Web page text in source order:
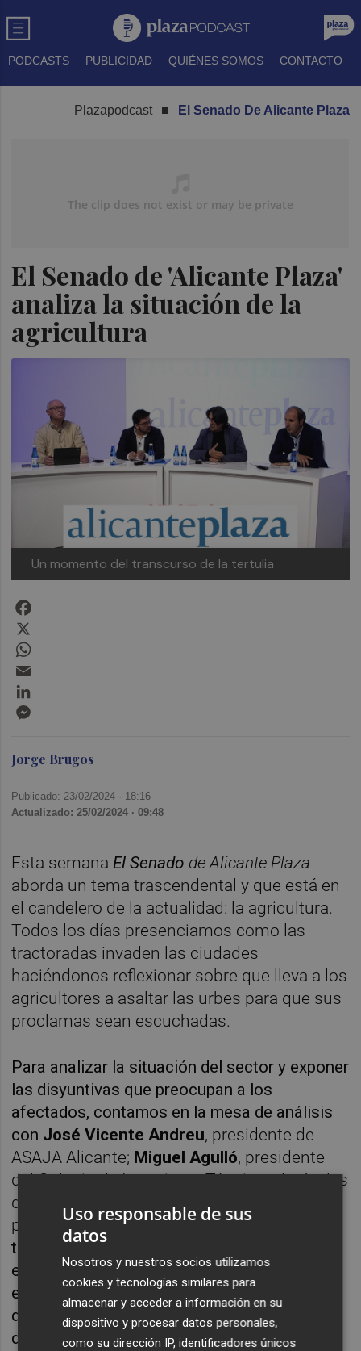
PODCASTS PUBLICIDAD QUIÉNES SOMOS CONTACTO
Plazapodcast El Senado De Alicante Plaza
El Senado de 'Alicante Plaza'
analiza la situación de la
agricultura
Un momento del transcurso de la tertulia
Jorge Brugos
Publicado: 23/02/2024 · 18:16
Actualizado: 25/02/2024 · 09:48
Esta semana El Senado de Alicante Plaza
aborda un tema trascendental y que está en
el candelero de la actualidad: la agricultura.
Todos los días presenciamos como las
tractoradas invaden las ciudades
haciéndonos reflexionar sobre que lleva a los
agricultores a asaltar las urbes para que sus
proclamas sean escuchadas.
Para analizar la situación del sector y exponer
las disyuntivas que preocupan a los
afectados, contamos en la mesa de análisis
con José Vicente Andreu, presidente de
ASAJA Alicante; Miguel Agulló, presidente
del Colegio de Ingenieros Técnicos Agrícolas
de la provincia de Alicante y
presidente de Riegos de Levante.
tertulia hablarán sobre si la ciudadanía está
empatizando con su problemática, teniendo
en cuenta que en ocasiones se está
demonizando a determinados manifestantes
que se hacen demasiado de notar.
Uso responsable de sus
datos
Nosotros y nuestros socios utilizamos
cookies y tecnologías similares para
almacenar y acceder a información en su
dispositivo y procesar datos personales,
como su dirección IP, identificadores únicos